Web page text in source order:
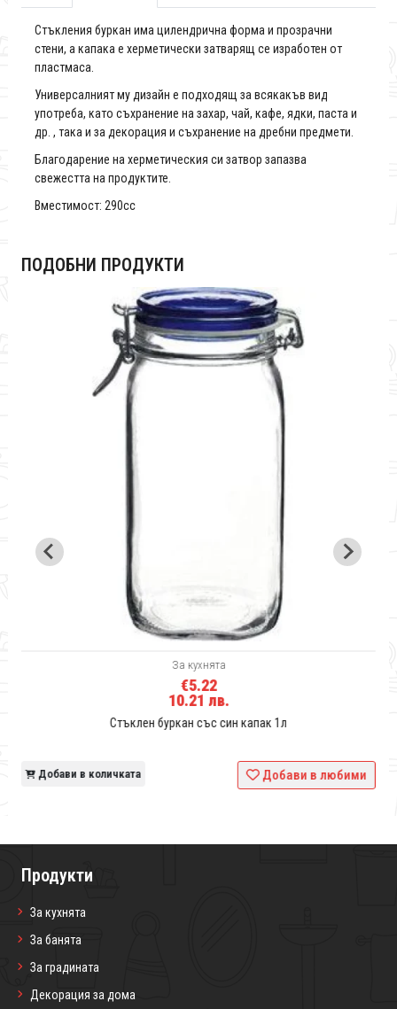
Стъкления буркан има цилендрична форма и прозрачни
стени, а капака е херметически затварящ се изработен от
пластмаса.
Универсалният му дизайн е подходящ за всякакъв вид
употреба, като съхранение на захар, чай, кафе, ядки, паста и
др. , така и за декорация и съхранение на дребни предмети.
Благодарение на херметическия си затвор запазва
свежестта на продуктите.
Вместимост: 290сс
ПОДОБНИ ПРОДУКТИ
За кухнята
€5.22
10.21 лв.
Стъклен буркан със син капак 1л
Добави в количката Добави в любими
Продукти
За кухнята
За банята
За градината
Декорация за дома